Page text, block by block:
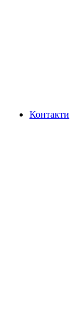
Контакти